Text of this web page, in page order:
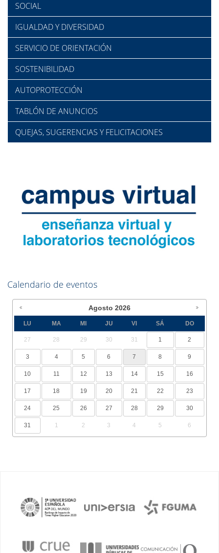
SOCIAL
IGUALDAD Y DIVERSIDAD
SERVICIO DE ORIENTACIÓN
SOSTENIBILIDAD
AUTOPROTECCIÓN
TABLÓN DE ANUNCIOS
QUEJAS, SUGERENCIAS Y FELICITACIONES
Calendario de eventos
Agosto 2026
LU MA MI JU VI SÁ DO
27 28 29 30 31 1 2
3 4 5 6 7 8 9
10 11 12 13 14 15 16
17 18 19 20 21 22 23
24 25 26 27 28 29 30
31 1 2 3 4 5 6